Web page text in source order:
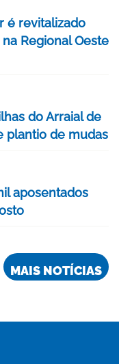
é revitalizado
Regional Oeste
do Arraial de
plantio de mudas
aposentados
MAIS NOTÍCIAS